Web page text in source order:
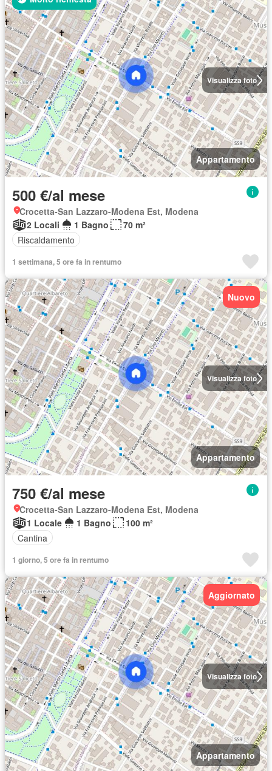
Visualizza foto
Appartamento
500 €/al mese
Crocetta-San Lazzaro-Modena Est, Modena
2 Locali
1 Bagno
70 m²
Riscaldamento
1 settimana, 5 ore fa in rentumo
Visualizza foto
Nuovo
Appartamento
750 €/al mese
Crocetta-San Lazzaro-Modena Est, Modena
1 Locale
1 Bagno
100 m²
Cantina
1 giorno, 5 ore fa in rentumo
Visualizza foto
Aggiornato
Appartamento